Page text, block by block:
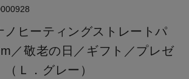
ノヒーティングストレートパ
／敬老の日／ギフト／プレゼ
Ｌ．グレー）